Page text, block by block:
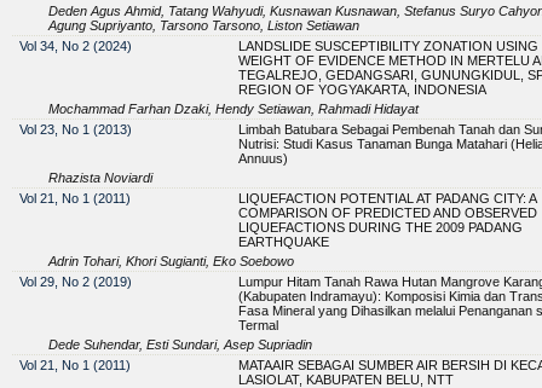
Deden Agus Ahmid, Tatang Wahyudi, Kusnawan Kusnawan, Stefanus Suryo
Agung Supriyanto, Tarsono Tarsono, Liston Setiawan
Vol 34, No 2 (2024)
LANDSLIDE SUSCEPTIBILITY ZONATION USING
WEIGHT OF EVIDENCE METHOD IN MERTELU
TEGALREJO, GEDANGSARI, GUNUNGKIDUL,
REGION OF YOGYAKARTA, INDONESIA
Mochammad Farhan Dzaki, Hendy Setiawan, Rahmadi Hidayat
Vol 23, No 1 (2013)
Limbah Batubara Sebagai Pembenah Tanah dan
Nutrisi: Studi Kasus Tanaman Bunga Matahari
Annuus)
Rhazista Noviardi
Vol 21, No 1 (2011)
LIQUEFACTION POTENTIAL AT PADANG CITY: A
COMPARISON OF PREDICTED AND OBSERVED
LIQUEFACTIONS DURING THE 2009 PADANG
EARTHQUAKE
Adrin Tohari, Khori Sugianti, Eko Soebowo
Vol 29, No 2 (2019)
Lumpur Hitam Tanah Rawa Hutan Mangrove
(Kabupaten Indramayu): Komposisi Kimia dan
Fasa Mineral yang Dihasilkan melalui Penanganan
Termal
Dede Suhendar, Esti Sundari, Asep Supriadin
Vol 21, No 1 (2011)
MATAAIR SEBAGAI SUMBER AIR BERSIH DI
LASIOLAT, KABUPATEN BELU, NTT